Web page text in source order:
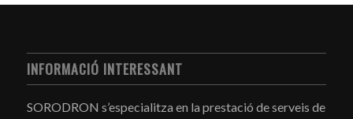
INFORMACIÓ INTERESSANT
SORODRON s’especialitza en la prestació de serveis de